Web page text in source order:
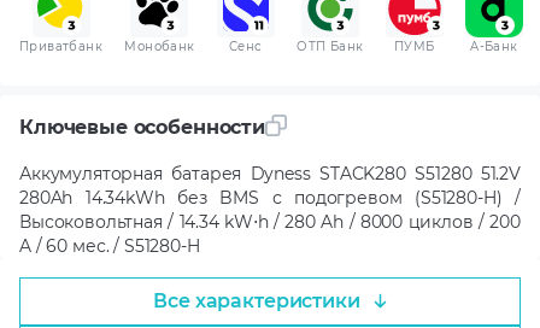
Приватбанк Монобанк Сенс ОТП Банк ПУМБ A-Банк
Ключевые особенности
Аккумуляторная батарея Dyness STACK280 S51280 51.2V
280Ah 14.34kWh без BMS с подогревом (S51280-H) /
Высоковольтная / 14.34 kW⋅h / 280 Ah / 8000 циклов / 200
A / 60 мес. / S51280-H
Все характеристики